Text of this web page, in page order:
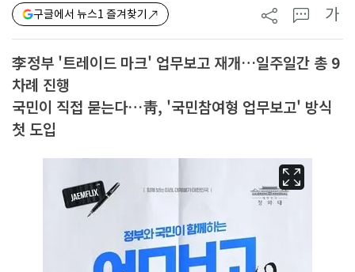
구글에서 뉴스1 즐겨찾기 가
李정부 '트레이드 마크' 업무보고 재개…일주일간 총 9
차례 진행
국민이 직접 묻는다…靑, '국민참여형 업무보고' 방식
첫 도입